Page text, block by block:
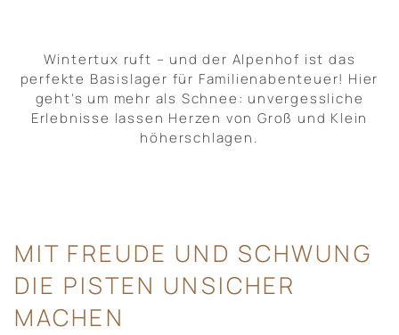
Wintertux ruft – und der Alpenhof ist das
perfekte Basislager für Familienabenteuer! Hier
geht’s um mehr als Schnee: unvergessliche
Erlebnisse lassen Herzen von Groß und Klein
höherschlagen.
MIT FREUDE UND SCHWUNG
DIE PISTEN UNSICHER
MACHEN